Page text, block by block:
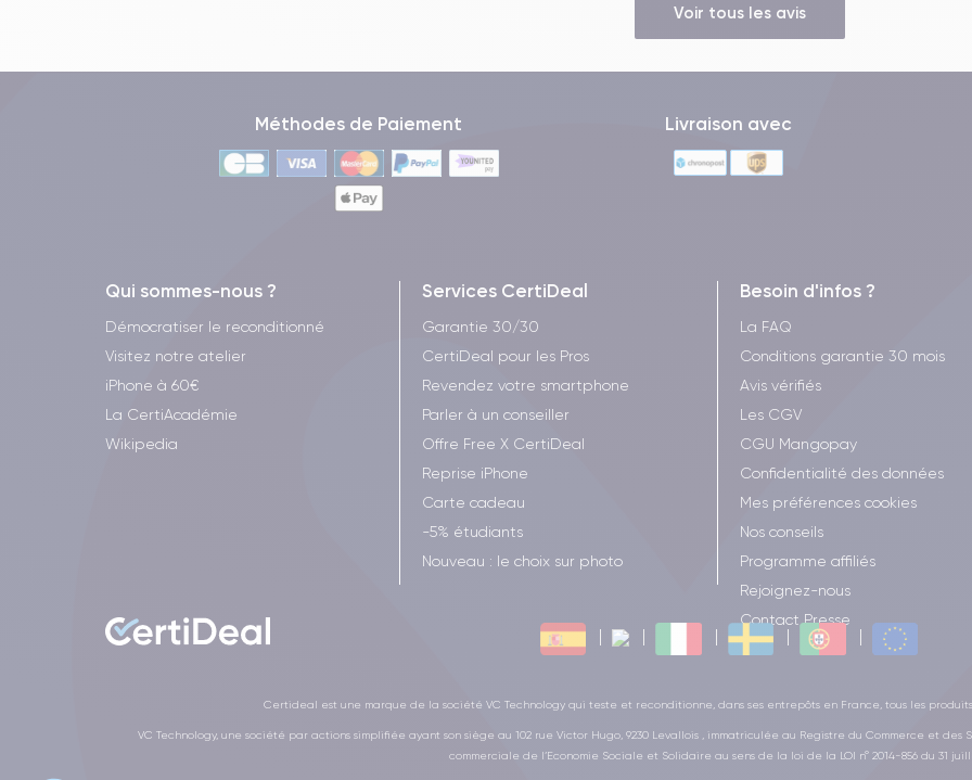
Voir tous les avis
Méthodes de Paiement Livraison avec
Qui sommes-nous ?
Démocratiser le reconditionné
Visitez notre atelier
iPhone à 60€
La CertiAcadémie
Wikipedia
Services CertiDeal
Garantie 30/30
CertiDeal pour les Pros
Revendez votre smartphone
Parler à un conseiller
Offre Free X CertiDeal
Reprise iPhone
Carte cadeau
-5% étudiants
Nouveau : le choix sur photo
Besoin d'infos ?
La FAQ
Conditions garantie 30 mois
Avis vérifiés
Les CGV
CGU Mangopay
Confidentialité des données
Mes préférences cookies
Nos conseils
Programme affiliés
Rejoignez-nous
Contact Presse
Certideal est une marque de la société VC Technology qui teste et reconditionne, dans ses entrepôts en France, tous les
VC Technology, une société par actions simplifiée ayant son siège au 102 rue Victor Hugo, 9230 Levallois , immatriculée au Registre du Commerce et des
commerciale de l’Economie Sociale et Solidaire au sens de la loi de la LOI n° 2014-856 du 31